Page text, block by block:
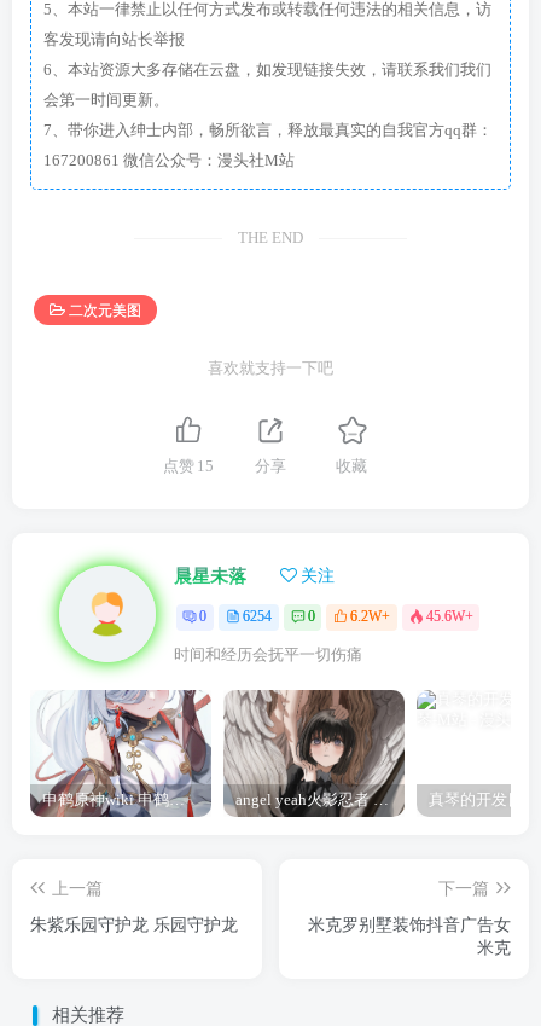
5、本站一律禁止以任何方式发布或转载任何违法的相关信息，访
客发现请向站长举报
6、本站资源大多存储在云盘，如发现链接失效，请联系我们我们
会第一时间更新。
7、带你进入绅士内部，畅所欲言，释放最真实的自我官方qq群：
167200861 微信公众号：漫头社M站
THE END
二次元美图
喜欢就支持一下吧
点赞 15 分享 收藏
晨星未落 关注
0 6254 0 6.2W+ 45.6W+
时间和经历会抚平一切伤痛
申鹤原神wiki 申鹤诞辰祭 angel yeah火影忍者 Angel
上一篇
朱紫乐园守护龙 乐园守护龙
下一篇
米克罗别墅装饰抖音广告女
米克
相关推荐